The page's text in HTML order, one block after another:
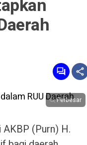
Perbesar
(Purn) H.